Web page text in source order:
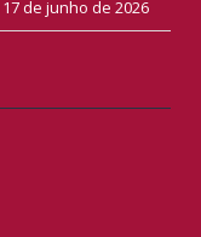
17 de junho de 2026